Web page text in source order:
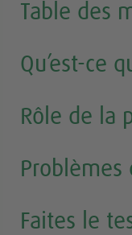
Table des
Qu’est-ce
Rôle de la
Problèmes
Faites le